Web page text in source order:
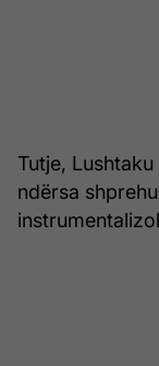
Tutje,
ndërsa